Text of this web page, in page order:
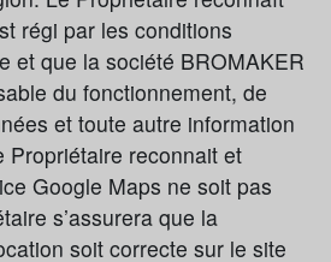
régi par les conditions
et que la société BROMAKER
du fonctionnement, de
et toute autre information
Propriétaire reconnait et
Google Maps ne soit pas
s’assurera que la
soit correcte sur le site